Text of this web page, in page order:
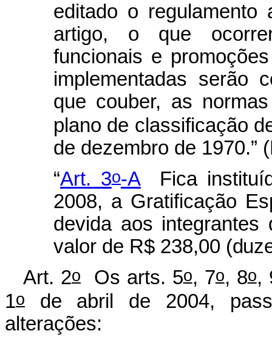
editado o
artigo, o que
funcionais e
implementadas serão
que couber, as
plano de classificação
de dezembro de 1970.”
“Art. 3o-AFica
2008, a Gratificação
devida aos integrantes
valor de R$ 238,00
Art. 2oOs arts. 5o, 7o, 8o,
1o
de abril de 2004,
alterações: